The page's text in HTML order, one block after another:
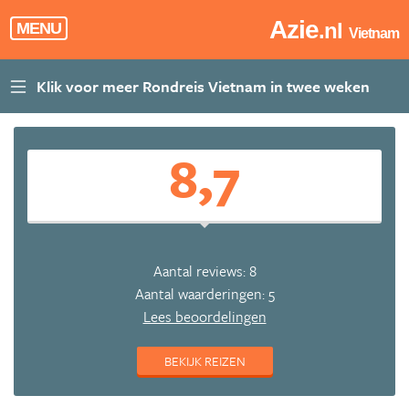
MENU Azie.nl Vietnam
8,7
Aantal reviews: 8
Aantal waarderingen: 5
Lees beoordelingen
BEKIJK REIZEN